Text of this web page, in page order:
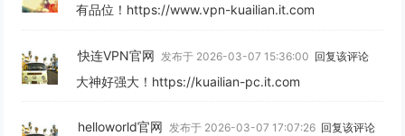
有品位！https://www.vpn-kuailian.it.com
快连VPN官网 发布于 2026-03-07 15:36:00 回复该评论
大神好强大！https://kuailian-pc.it.com
helloworld官网 发布于 2026-03-07 17:07:26 回复该评论